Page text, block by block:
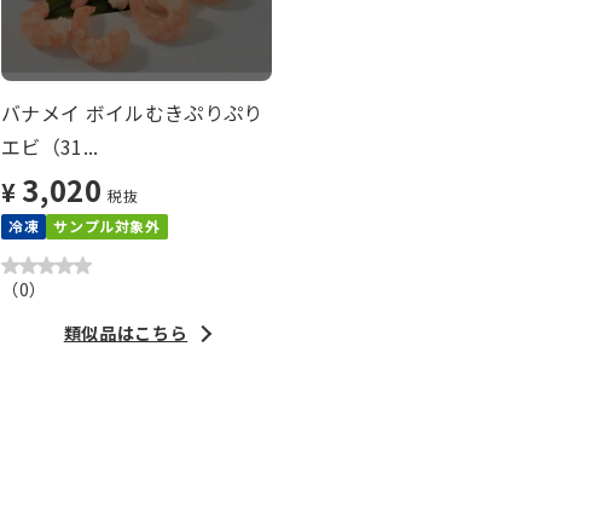
バナメイ ボイルむきぷりぷり
エビ（31...
¥ 3,020 税抜
冷凍
サンプル対象外
（0）
類似品はこちら